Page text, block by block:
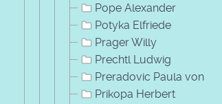
Pope Alexander
Potyka Elfriede
Prager Willy
Prechtl Ludwig
Preradovic Paula von
Prikopa Herbert